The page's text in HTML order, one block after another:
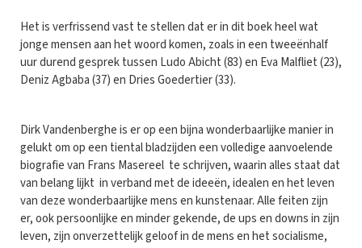
Het is verfrissend vast te stellen dat er in dit boek heel wat
jonge mensen aan het woord komen, zoals in een tweeënhalf
uur durend gesprek tussen Ludo Abicht (83) en Eva Malfliet (23),
Deniz Agbaba (37) en Dries Goedertier (33).
Dirk Vandenberghe is er op een bijna wonderbaarlijke manier in
gelukt om op een tiental bladzijden een volledige aanvoelende
biografie van Frans Masereel te schrijven, waarin alles staat dat
van belang lijkt in verband met de ideeën, idealen en het leven
van deze wonderbaarlijke mens en kunstenaar. Alle feiten zijn
er, ook persoonlijke en minder gekende, de ups en downs in zijn
leven, zijn onverzettelijk geloof in de mens en het socialisme,